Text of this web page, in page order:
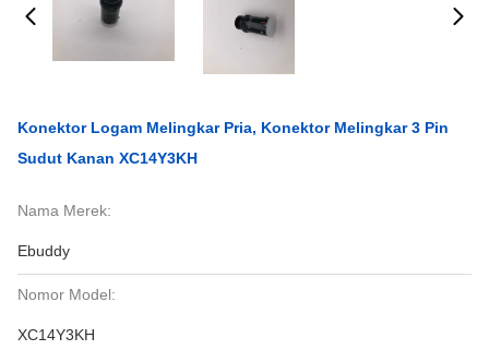
Konektor Logam Melingkar Pria, Konektor Melingkar 3 Pin
Sudut Kanan XC14Y3KH
Nama Merek:
Ebuddy
Nomor Model:
XC14Y3KH